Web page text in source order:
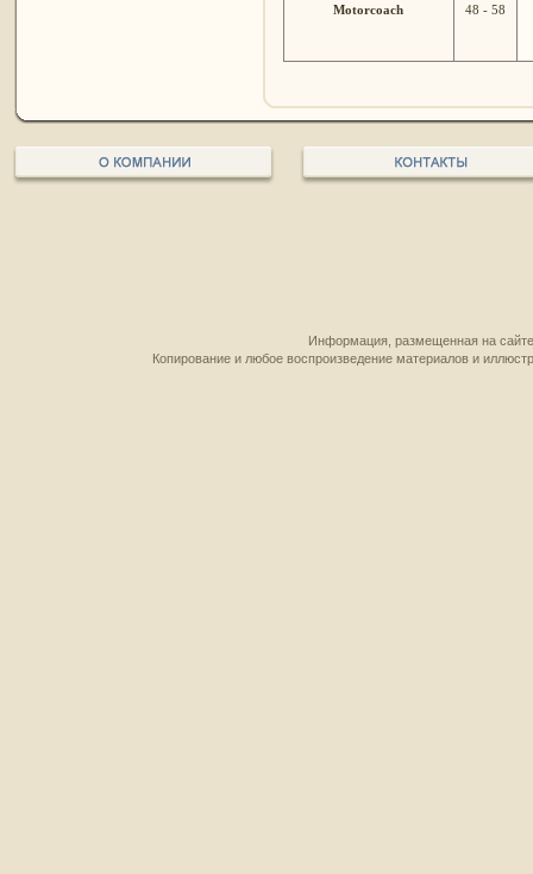
Motorcoach 48 - 58
Информация, размещенная на
Копирование и любое воспроизведение материалов и